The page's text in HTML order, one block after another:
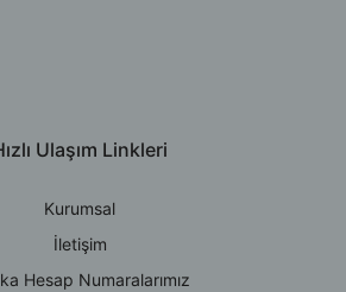
Ulaşım Linkleri
Kurumsal
İletişim
Hesap Numaralarımız